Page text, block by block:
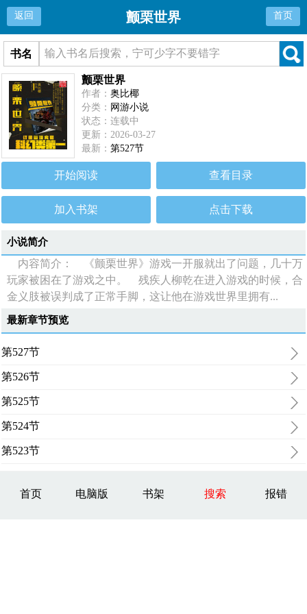
返回 颤栗世界 首页
书名
颤栗世界
作者：奥比椰
分类： 网游小说
状态：连载中
更新：2026-03-27
最新：第527节
开始阅读 查看目录
加入书架 点击下载
小说简介
内容简介： 《颤栗世界》游戏一开服就出了问题，几十万
玩家被困在了游戏之中。 残疾人柳乾在进入游戏的时候，合
金义肢被误判成了正常手脚，这让他在游戏世界里拥有...
最新章节预览
第527节
第526节
第525节
第524节
第523节
首页 电脑版 书架 搜索 报错